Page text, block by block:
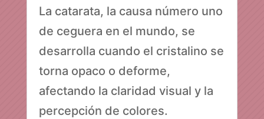
La catarata, la causa número uno
de ceguera en el mundo, se
desarrolla cuando el cristalino se
torna opaco o deforme,
afectando la claridad visual y la
percepción de colores.